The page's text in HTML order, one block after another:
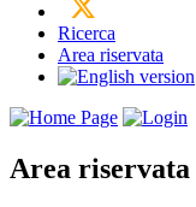
Ricerca
Area riservata
Area riservata